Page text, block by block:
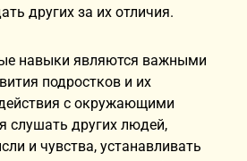
других за их отличия.
навыки являются важными
подростков и их
с окружающими
слушать других людей,
и чувства, устанавливать